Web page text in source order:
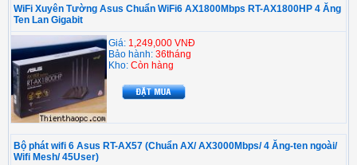
WiFi Xuyên Tường Asus Chuẩn WiFi6 AX1800Mbps RT-AX1800HP 4 Ăng
Ten Lan Gigabit
Giá: 1,249,000 VNĐ
Bảo hành: 36tháng
Kho: Còn hàng
Bộ phát wifi 6 Asus RT-AX57 (Chuẩn AX/ AX3000Mbps/ 4 Ăng-ten ngoài/
Wifi Mesh/ 45User)